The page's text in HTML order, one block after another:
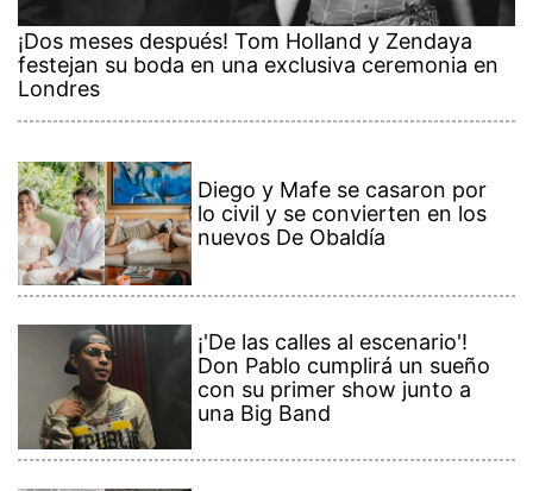
¡Dos meses después! Tom Holland y Zendaya
festejan su boda en una exclusiva ceremonia en
Londres
Diego y Mafe se casaron por
lo civil y se convierten en los
nuevos De Obaldía
¡'De las calles al escenario'!
Don Pablo cumplirá un sueño
con su primer show junto a
una Big Band